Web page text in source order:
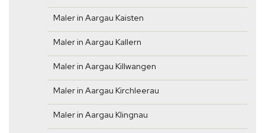
Maler in Aargau Kaisten
Maler in Aargau Kallern
Maler in Aargau Killwangen
Maler in Aargau Kirchleerau
Maler in Aargau Klingnau